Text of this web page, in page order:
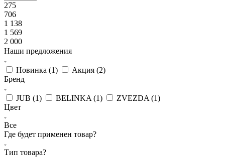
275
706
1 138
1 569
2 000
Наши предложения
Новинка (1) Акция (2)
Бренд
JUB (1) BELINKA (1) ZVEZDA (1)
Цвет
Все
Где будет применен товар?
Тип товара?